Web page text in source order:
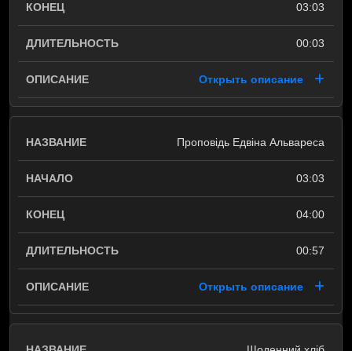
03:03
00:03
Открыть описание
Проповідь Едвіна Альвареса
03:03
04:00
00:57
Открыть описание